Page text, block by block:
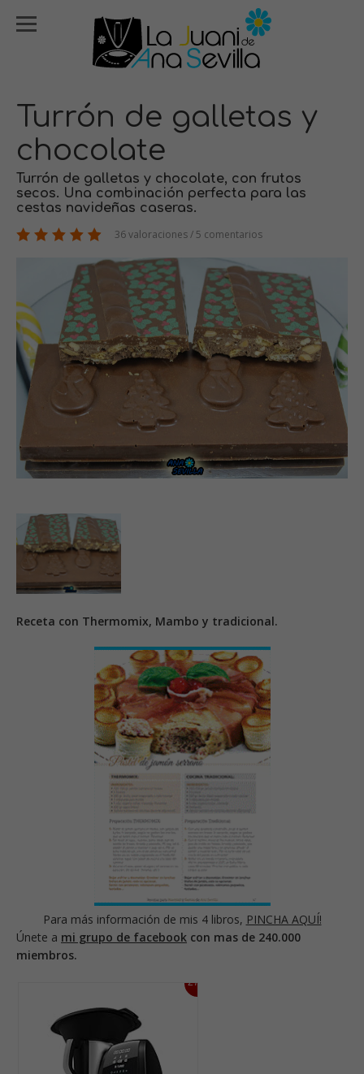
Turrón de galletas y
chocolate
Turrón de galletas y chocolate, con frutos
secos. Una combinación perfecta para las
cestas navideñas caseras.
36 valoraciones / 5 comentarios
Receta con Thermomix, Mambo y tradicional.
Para más información de mis 4 libros, PINCHA AQUÍ!
Únete a mi grupo de facebook con mas de 240.000
miembros.
27%